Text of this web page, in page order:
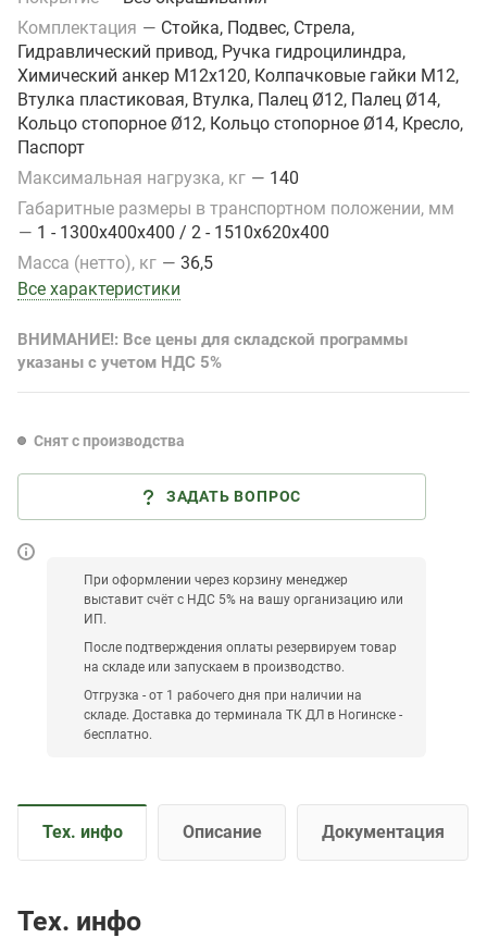
Комплектация — Стойка, Подвес, Стрела,
Гидравлический привод, Ручка гидроцилиндра,
Химический анкер М12х120, Колпачковые гайки М12,
Втулка пластиковая, Втулка, Палец Ø12, Палец Ø14,
Кольцо стопорное Ø12, Кольцо стопорное Ø14, Кресло,
Паспорт
Максимальная нагрузка, кг — 140
Габаритные размеры в транспортном положении, мм
— 1 - 1300х400х400 / 2 - 1510х620х400
Масса (нетто), кг — 36,5
Все характеристики
ВНИМАНИЕ!: Все цены для складской программы
указаны с учетом НДС 5%
Снят с производства
ЗАДАТЬ ВОПРОС
При оформлении через корзину менеджер
выставит счёт с НДС 5% на вашу организацию или
ИП.
После подтверждения оплаты резервируем товар
на складе или запускаем в производство.
Отгрузка - от 1 рабочего дня при наличии на
складе. Доставка до терминала ТК ДЛ в Ногинске -
бесплатно.
Тех. инфо Описание Документация
Тех. инфо